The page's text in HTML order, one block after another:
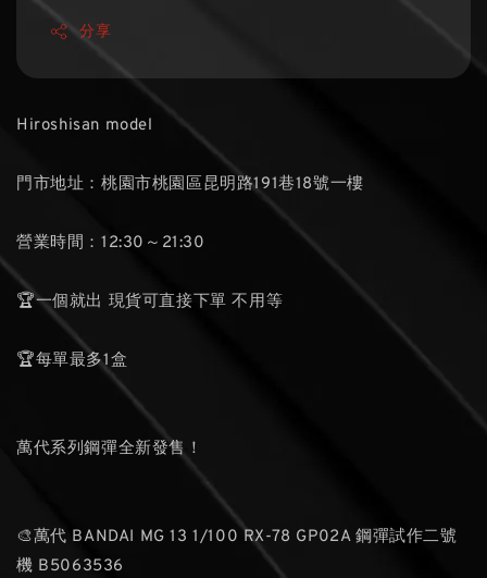
分享
Hiroshisan model
門市地址：桃園市桃園區昆明路191巷18號一樓
營業時間：12:30～21:30
🏆一個就出 現貨可直接下單 不用等
🏆每單最多1盒
萬代系列鋼彈全新發售！
🎨萬代 BANDAI MG 13 1/100 RX-78 GP02A 鋼彈試作二號
機 B5063536